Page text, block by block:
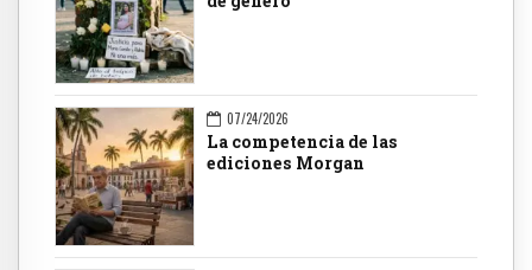
07/24/2026
La competencia de las
ediciones Morgan